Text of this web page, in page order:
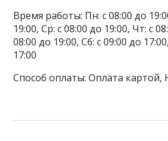
Время работы: Пн: с 08:00 до
19:00, Ср: с 08:00 до 19:00, Чт: с
08:00 до 19:00, Сб: с 09:00 до
17:00
Способ оплаты: Оплата картой,